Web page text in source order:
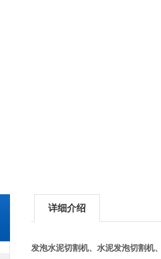
详细介绍
发泡水泥切割机、水泥发泡切割机